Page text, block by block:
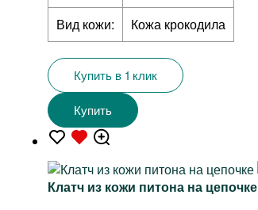
Вид кожи:
Кожа крокодила
Купить в 1 клик
Купить
Клатч из кожи питона на цепочке